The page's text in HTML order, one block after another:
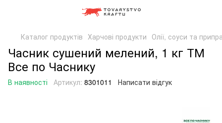
Каталог продуктів Харчові продукти Олії, соуси та
Часник сушений мелений, 1 кг ТМ
Все по Часнику
В наявності Артикул: 8301011 Написати відгук